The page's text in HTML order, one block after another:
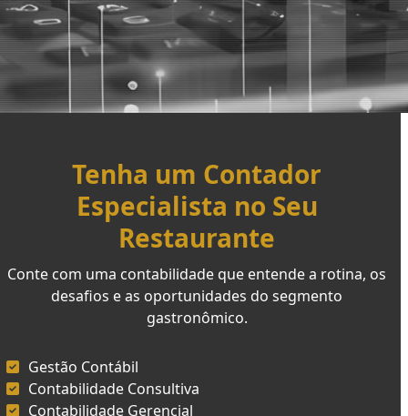
Tenha um Contador
Especialista no Seu
Restaurante
Conte com uma contabilidade que entende a rotina, os
desafios e as oportunidades do segmento
gastronômico.
Gestão Contábil
Contabilidade Consultiva
Contabilidade Gerencial